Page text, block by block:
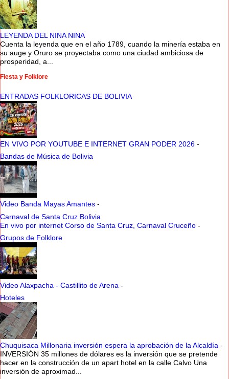
LEYENDA DEL NINA NINA
Cuenta la leyenda que en el año 1789, cuando la minería estaba en
su auge y Oruro se proyectaba como una ciudad ambiciosa de
prosperidad, a...
Fiesta y Folklore
ENTRADAS FOLKLORICAS DE BOLIVIA
EN VIVO POR YOUTUBE E INTERNET GRAN PODER 2026 -
Bandas de Música de Bolivia
Video Banda Mayas Amantes -
Carnaval de Santa Cruz Bolivia
En vivo por internet Corso de Santa Cruz, Carnaval Cruceño -
Grupos de Folklore
Video Alaxpacha - Castillito de Arena -
Hoteles
Chuquisaca Millonaria inversión espera la aprobación de la Alcaldía -
INVERSIÓN 35 millones de dólares es la inversión que se pretende
hacer en la construcción de un apart hotel en la calle Calvo Una
inversión de aproximad...